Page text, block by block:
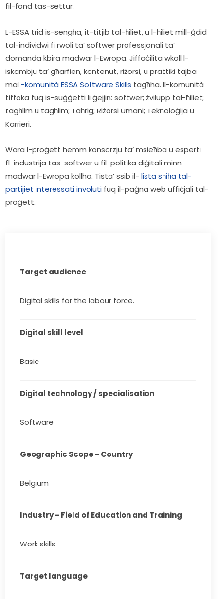
fil-fond tas-settur.
L-ESSA trid is-sengħa, it-titjib tal-ħiliet, u l-ħiliet mill-ġdid
tal-individwi fi rwoli ta’ softwer professjonali ta’
domanda kbira madwar l-Ewropa. Jiffaċilita wkoll l-
iskambju ta’ għarfien, kontenut, riżorsi, u prattiki tajba
mal -komunità ESSA Software Skills tagħha. Il-komunità
tiffoka fuq is-suġġetti li ġejjin: softwer; żvilupp tal-ħiliet;
tagħlim u tagħlim; Taħriġ; Riżorsi Umani; Teknoloġija u
Karrieri.
Wara l-proġett hemm konsorzju ta’ msieħba u esperti
fl-industrija tas-softwer u fil-politika diġitali minn
madwar l-Ewropa kollha. Tista’ ssib il- lista sħiħa tal-
partijiet interessati involuti fuq il-paġna web uffiċjali tal-
proġett.
Target audience
Digital skills for the labour force.
Digital skill level
Basic
Digital technology / specialisation
Software
Geographic Scope - Country
Belgium
Industry - Field of Education and Training
Work skills
Target language